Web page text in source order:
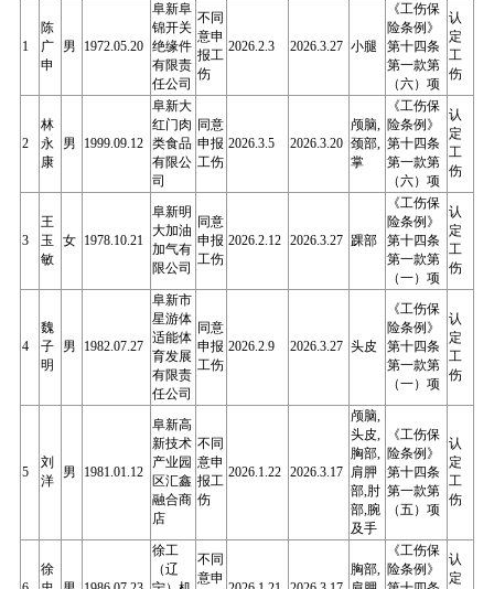
1
陈
广
申
男 1972.05.20
阜新阜
锦开关
绝缘件
有限责
任公司
不同
意申
报工
伤
2026.2.3 2026.3.27 小腿
《工伤保
险条例》
第十四条
第一款第
（六）项
认
定
工
伤
2
林
永
康
男 1999.09.12
阜新大
红门肉
类食品
有限公
司
同意
申报
工伤
2026.3.5 2026.3.20
颅脑,
颈部,
掌
《工伤保
险条例》
第十四条
第一款第
（六）项
认
定
工
伤
3
王
玉
敏
女 1978.10.21
阜新明
大加油
加气有
限公司
同意
申报
工伤
2026.2.12 2026.3.27 踝部
《工伤保
险条例》
第十四条
第一款第
（一）项
认
定
工
伤
4
魏
子
明
男 1982.07.27
阜新市
星游体
适能体
育发展
有限责
任公司
同意
申报
工伤
2026.2.9 2026.3.27 头皮
《工伤保
险条例》
第十四条
第一款第
（一）项
认
定
工
伤
5
刘
洋
男 1981.01.12
阜新高
新技术
产业园
区汇鑫
融合商
店
不同
意申
报工
伤
2026.1.22 2026.3.17
颅脑,
头皮,
胸部,
肩胛
部,肘
部,腕
及手
《工伤保
险条例》
第十四条
第一款第
（五）项
认
定
工
伤
徐
徐工
（辽
不同
意申
胸部,
《工伤保
险条例》
认
定